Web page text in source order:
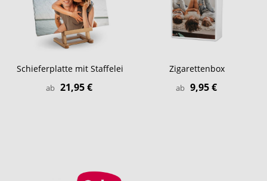
Schieferplatte mit Staffelei
ab 21,95 €
Zigarettenbox
ab 9,95 €